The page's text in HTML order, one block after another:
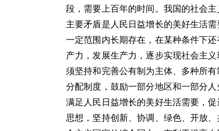
段，需要上百年的时间。我国的社会
主要矛盾是人民日益增长的美好生活
一定范围内长期存在，在某种条件下
产力，发展生产力，逐步实现社会主
须坚持和完善公有制为主体、多种所
分配制度，鼓励一部分地区和一部分
满足人民日益增长的美好生活需要，
思想，坚持创新、协调、绿色、开放